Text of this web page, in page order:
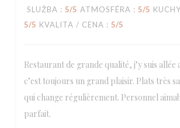
SLUŽBA : 5/5 ATMOSFÉRA : 5/5
5/5 KVALITA / CENA : 5/5
Restaurant de grande qualité, j’y suis allée
c’est toujours un grand plaisir. Plats très
qui change régulièrement. Personnel
parfait.
Loco by Jem's